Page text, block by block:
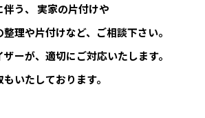
う、 実家の片付けや
理や片付けなど、ご相談下さい。
ーが、適切にご対応いたします。
いたしております。